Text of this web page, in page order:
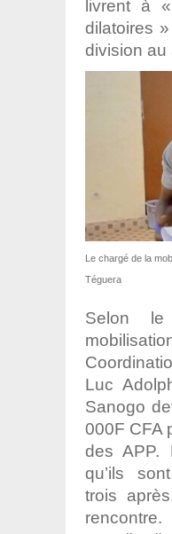
livrent à
dilatoires
division au
Le chargé de la
Téguera
Selon
Luc
Sanogo
000F CFA
des APP.
qu’ils
trois